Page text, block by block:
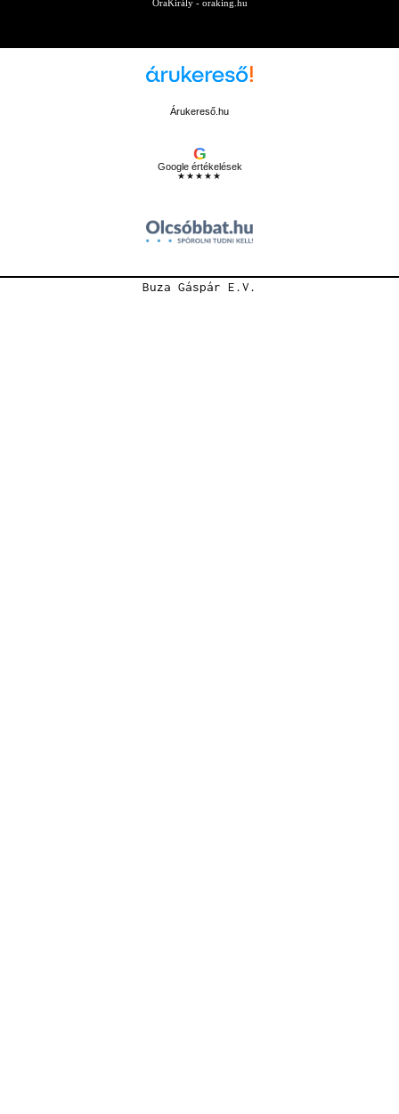
ÓraKirály - oraking.hu
Árukereső.hu
G
Google értékelések
★★★★★
Buza Gáspár E.V.